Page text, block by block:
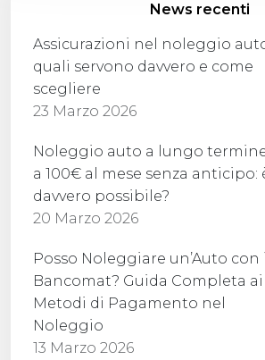
News recenti
Assicurazioni nel noleggio
quali servono davvero e come
scegliere
23 Marzo 2026
Noleggio auto a lungo
a 100€ al mese senza anticipo:
davvero possibile?
20 Marzo 2026
Posso Noleggiare un’Auto con il
Bancomat? Guida Completa ai
Metodi di Pagamento nel
Noleggio
13 Marzo 2026